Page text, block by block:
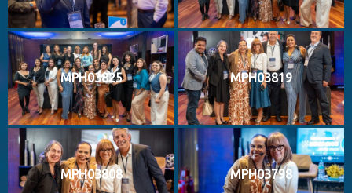
MPH03825 MPH03819
MPH03808 MPH03798